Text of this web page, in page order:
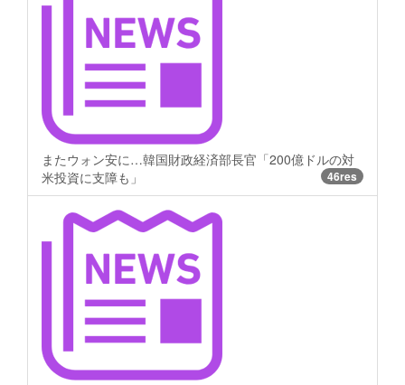
またウォン安に…韓国財政経済部長官「200億ドルの対
米投資に支障も」
46res